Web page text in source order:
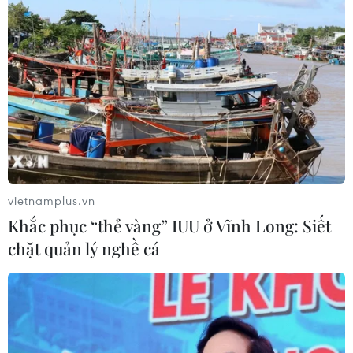
#phạm pháp
#pháp luật #pháp đình
#xã hội
#an ninh xã hội
#chính trị #VietnamPlus
#Vietnam
#Plus
Campuchia Philippines
Theo dõi VietnamPlus
TIN LIÊN QUAN
vietnamplus.vn
Khắc phục “thẻ vàng” IUU ở Vĩnh Long: Siết
chặt quản lý nghề cá